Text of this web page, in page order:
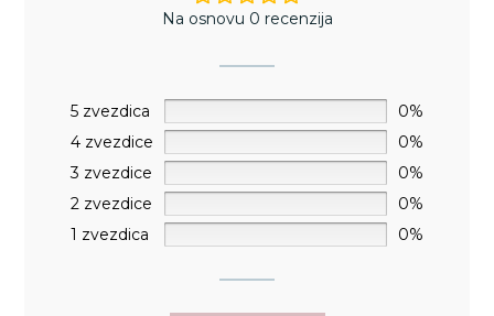
Na osnovu 0 recenzija
5 zvezdica
0%
4 zvezdice
0%
3 zvezdice
0%
2 zvezdice
0%
1 zvezdica
0%